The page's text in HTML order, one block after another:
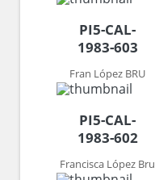
PI5-CAL-
1983-603
Fran López BRU
PI5-CAL-
1983-602
Francisca López Bru